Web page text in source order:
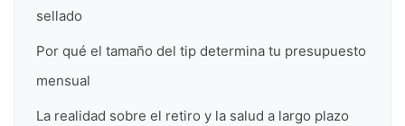
sellado
Por qué el tamaño del tip determina tu presupuesto
mensual
La realidad sobre el retiro y la salud a largo plazo